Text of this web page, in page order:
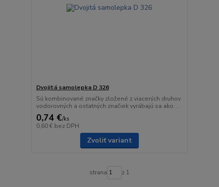
Dvojitá samolepka D 326
Sú kombinované značky zložené z viacerých druhov
vodorovných a ostatných značiek vyrábajú sa ako ...
0,74 €/ks
0,60 € bez DPH
Zvoliť variant
strana z 1